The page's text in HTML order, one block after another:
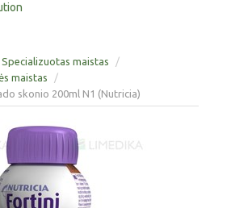
Specializuotas maistas
/
maistas
/
skonio 200ml N1 (Nutricia)